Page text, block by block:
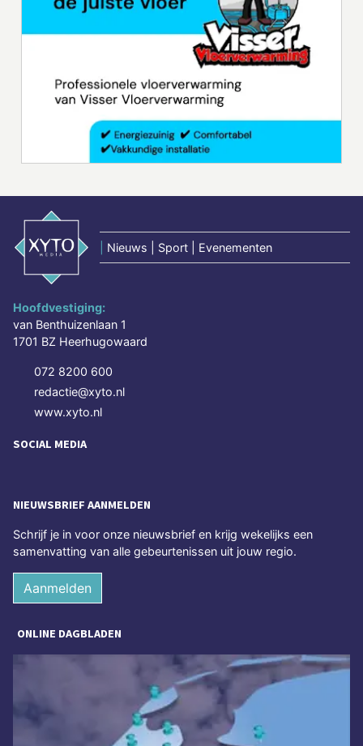
Nieuws | Sport | Evenementen
Hoofdvestiging:
van Benthuizenlaan 1
1701 BZ Heerhugowaard
072 8200 600
redactie@xyto.nl
www.xyto.nl
SOCIAL MEDIA
NIEUWSBRIEF AANMELDEN
Schrijf je in voor onze nieuwsbrief en krijg wekelijks een
samenvatting van alle gebeurtenissen uit jouw regio.
Aanmelden
ONLINE DAGBLADEN